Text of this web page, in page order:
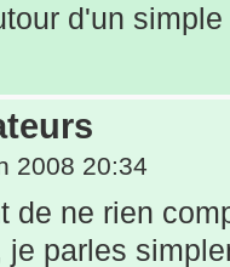
d'un
2008 20:34
de ne rien
parles